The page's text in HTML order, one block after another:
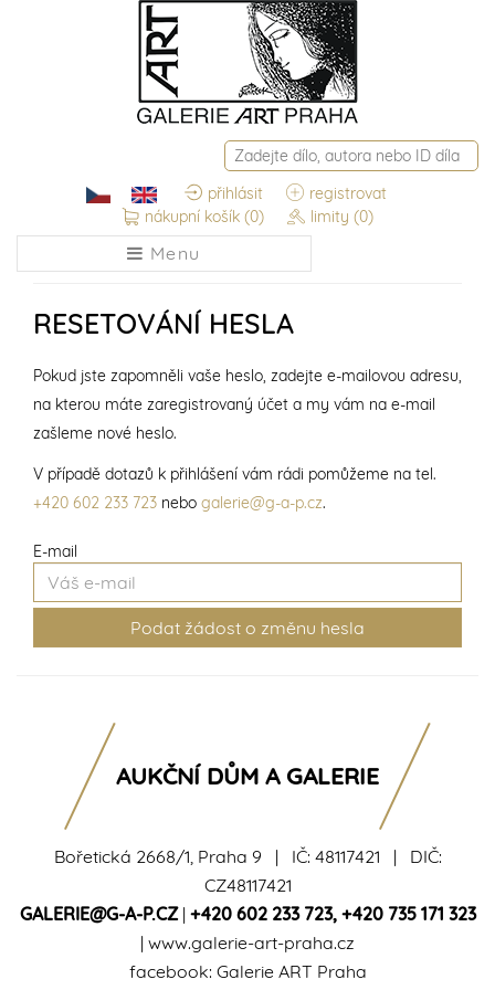
přihlásit
registrovat
nákupní košík (0) limity (0)
Menu
RESETOVÁNÍ HESLA
E-mail
Pokud jste zapomněli vaše heslo, zadejte e-mailovou adresu,
na kterou máte zaregistrovaný účet a my vám na e-mail
zašleme nové heslo.
V případě dotazů k přihlášení vám rádi pomůžeme na tel.
+420 602 233 723 nebo galerie@g-a-p.cz.
Bořetická 2668/1, Praha 9 | IČ: 48117421 | DIČ:
CZ48117421
GALERIE@G-A-P.CZ| +420 602 233 723, +420 735 171 323
| www.galerie-art-praha.cz
facebook: Galerie ART Praha
AUKČNÍ DŮM A GALERIE